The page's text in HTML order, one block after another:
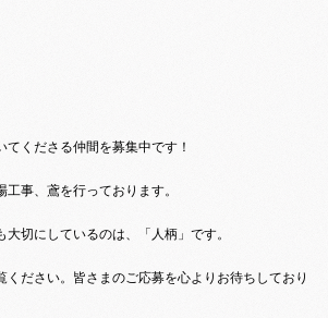
くださる仲間を募集中です！
事、鳶を行っております。
切にしているのは、「人柄」です。
ください。皆さまのご応募を心よりお待ちしており